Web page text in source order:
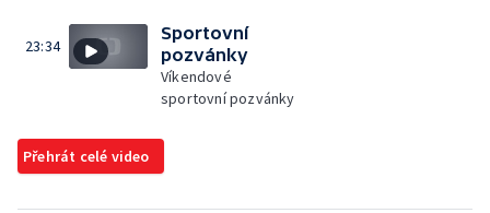
23:34
Sportovní
pozvánky
Víkendové
sportovní pozvánky
Přehrát celé video